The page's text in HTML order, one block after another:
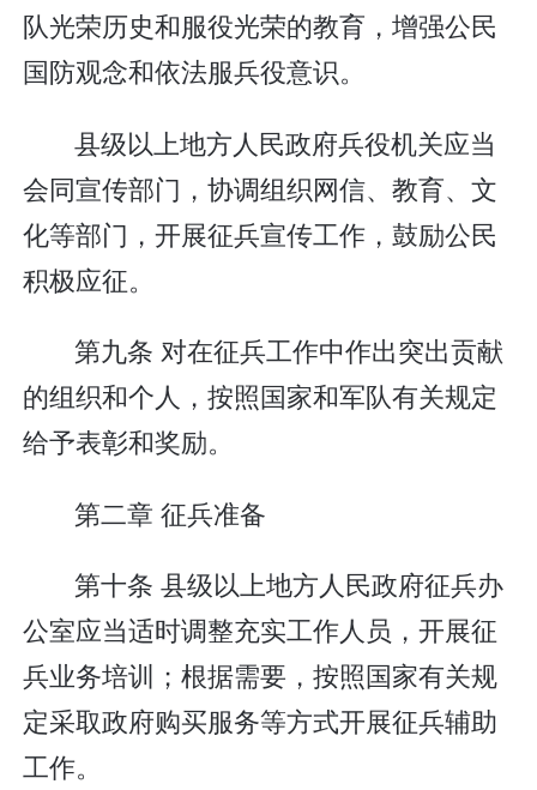
队光荣历史和服役光荣的教育，增强公民
国防观念和依法服兵役意识。
县级以上地方人民政府兵役机关应当
会同宣传部门，协调组织网信、教育、文
化等部门，开展征兵宣传工作，鼓励公民
积极应征。
第九条 对在征兵工作中作出突出贡献
的组织和个人，按照国家和军队有关规定
给予表彰和奖励。
第二章 征兵准备
第十条 县级以上地方人民政府征兵办
公室应当适时调整充实工作人员，开展征
兵业务培训；根据需要，按照国家有关规
定采取政府购买服务等方式开展征兵辅助
工作。